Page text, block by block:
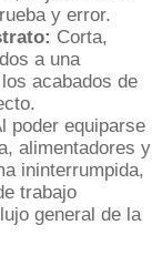
y error.
Corta,
a una
acabados de
poder equiparse
alimentadores y
ininterrumpida,
trabajo
general de la